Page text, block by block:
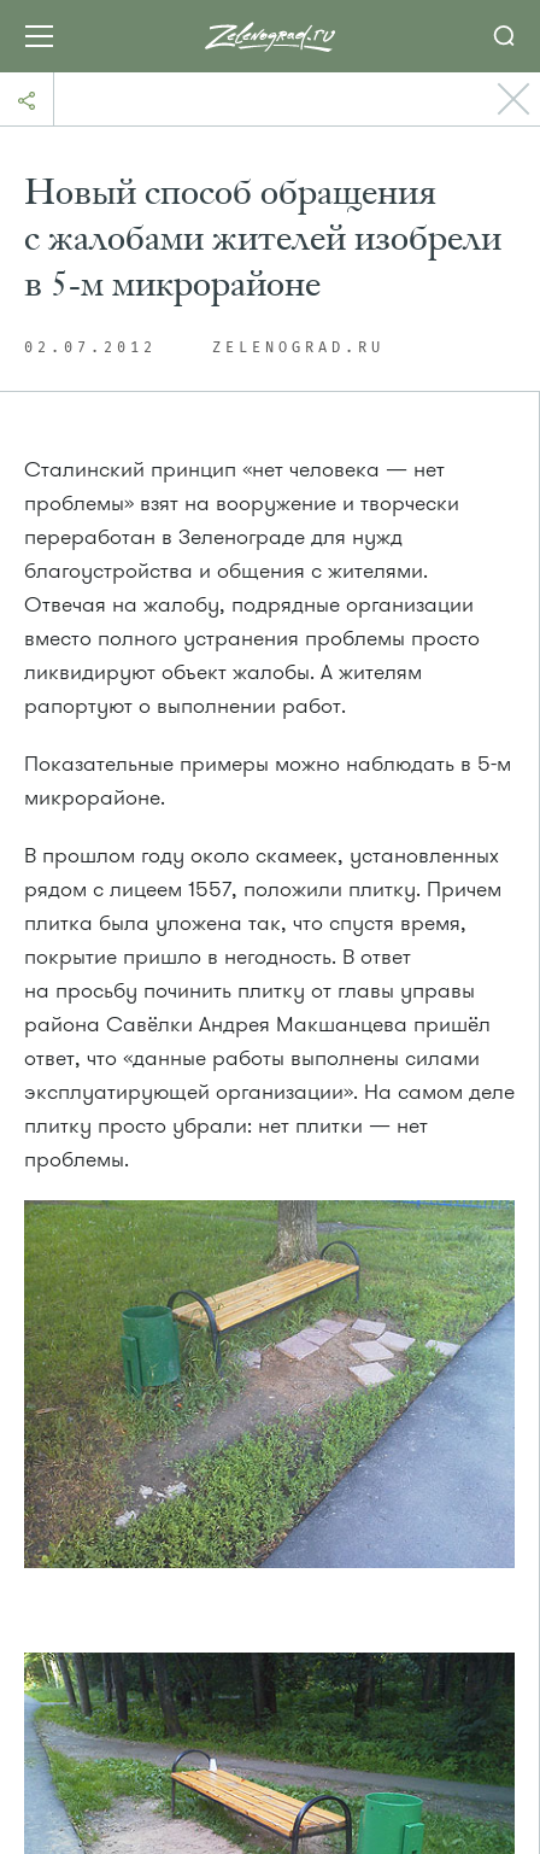
Новый способ обращения
с жалобами жителей изобрели
в 5-м микрорайоне
02.07.2012 ZELENOGRAD.RU
Сталинский принцип «нет человека — нет
проблемы» взят на вооружение и творчески
переработан в Зеленограде для нужд
благоустройства и общения с жителями.
Отвечая на жалобу, подрядные организации
вместо полного устранения проблемы просто
ликвидируют объект жалобы. А жителям
рапортуют о выполнении работ.
Показательные примеры можно наблюдать в 5-м
микрорайоне.
В прошлом году около скамеек, установленных
рядом с лицеем 1557, положили плитку. Причем
плитка была уложена так, что спустя время,
покрытие пришло в негодность. В ответ
на просьбу починить плитку от главы управы
района Савёлки Андрея Макшанцева пришёл
ответ, что «данные работы выполнены силами
эксплуатирующей организации». На самом деле
плитку просто убрали: нет плитки — нет
проблемы.